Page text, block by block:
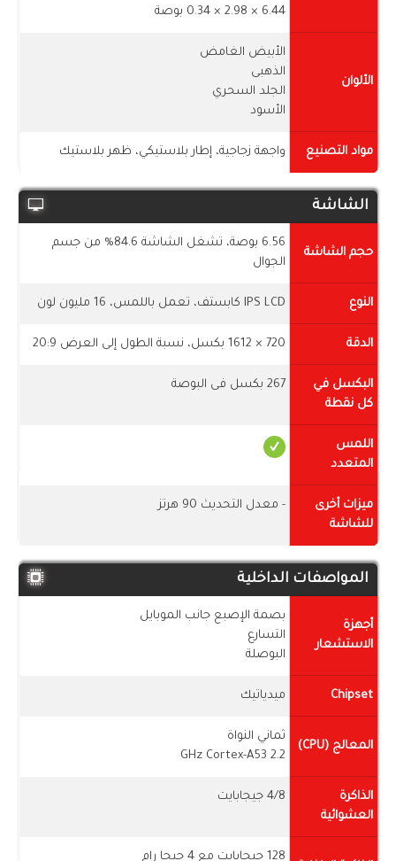
6.44 × 2.98 × 0.34 بوصة
الألوان
الأبيض الغامض
الذهبى
الجلد السحري
الأسود
مواد التصنيع واجهة زجاجية، إطار بلاستيكي، ظهر بلاستيك
الشاشة
حجم الشاشة
6.56 بوصة، تشغل الشاشة 84.6% من جسم
الجوال
النوع IPS LCD كابستف، تعمل باللمس، 16 مليون لون
الدقة 720 × 1612 بكسل، نسبة الطول إلى العرض 20:9
البكسل في
كل نقطة
267 بكسل فى البوصة
اللمس
المتعدد
ميزات أخرى
للشاشة
- معدل التحديث 90 هرتز
المواصفات الداخلية
أجهزة
الاستشعار
بصمة الإصبع جانب الموبايل
التسارع
البوصلة
Chipset ميدياتيك
المعالج (CPU)
ثماني النواة
2.2 GHz Cortex-A53
الذاكرة
العشوائية
4/8 جيجابايت
128 جيجابايت مع 4 جيجا رام